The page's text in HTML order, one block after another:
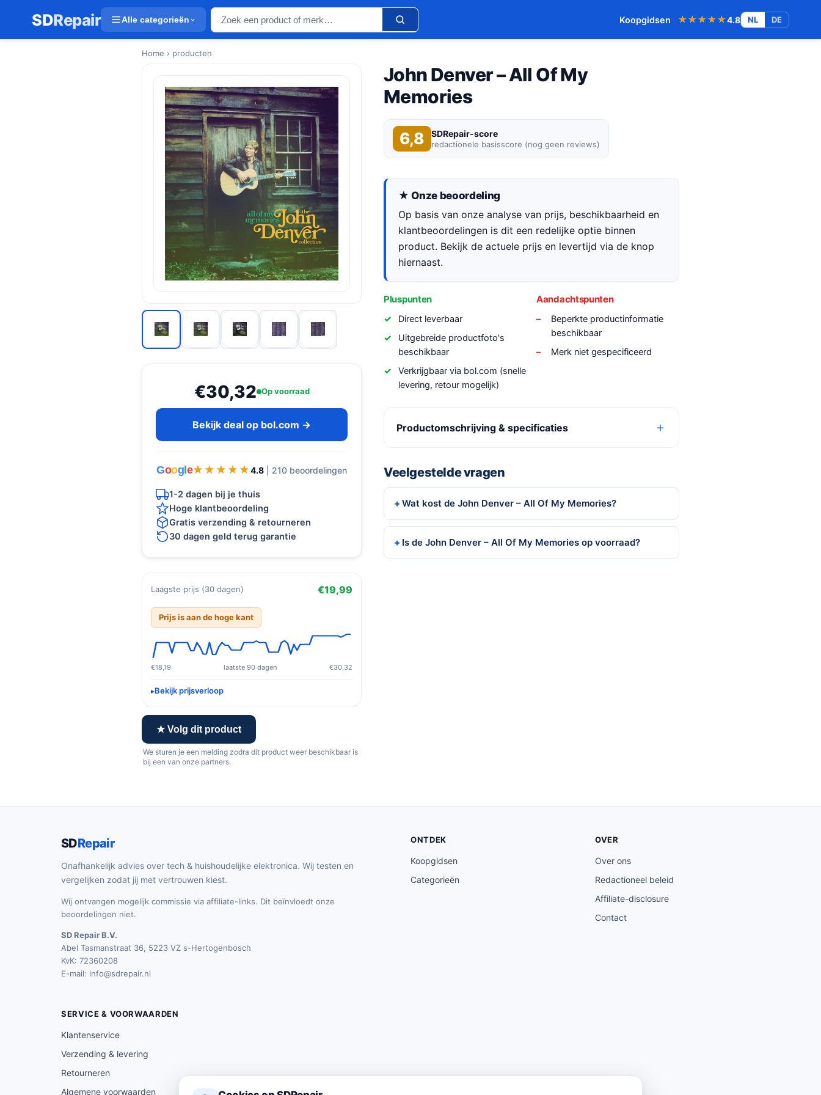
SDRepair Alle categorieën Koopgidsen ★★★★★
★★★★★4.8 NL DE
Home › producten
€30,32 Op voorraad
Bekijk deal op bol.com →
Google★★★★★
★★★★★ 4.8 | 210 beoordelingen
1-2 dagen bij je thuis
Hoge klantbeoordeling
Gratis verzending & retourneren
30 dagen geld terug garantie
Laagste prijs (30 dagen) €19,99
Prijs is aan de hoge kant
€18,19 laatste 90 dagen €30,32
Bekijk prijsverloop
★ Volg dit product
We sturen je een melding zodra dit product weer beschikbaar is
bij een van onze partners.
John Denver – All Of My
Memories
6,8 SDRepair-score
redactionele basisscore (nog geen reviews)
★ Onze beoordeling
Op basis van onze analyse van prijs, beschikbaarheid en
klantbeoordelingen is dit een redelijke optie binnen
product. Bekijk de actuele prijs en levertijd via de knop
hiernaast.
Pluspunten
Direct leverbaar
Uitgebreide productfoto's
beschikbaar
Verkrijgbaar via bol.com (snelle
levering, retour mogelijk)
Aandachtspunten
Beperkte productinformatie
beschikbaar
Merk niet gespecificeerd
Productomschrijving & specificaties
Veelgestelde vragen
Wat kost de John Denver – All Of My Memories?
Is de John Denver – All Of My Memories op voorraad?
SDRepair
Onafhankelijk advies over tech & huishoudelijke elektronica. Wij testen en
vergelijken zodat jij met vertrouwen kiest.
Wij ontvangen mogelijk commissie via affiliate-links. Dit beïnvloedt onze
beoordelingen niet.
SD Repair B.V.
Abel Tasmanstraat 36, 5223 VZ s-Hertogenbosch
KvK: 72360208
E-mail: info@sdrepair.nl
ONTDEK
Koopgidsen
Categorieën
OVER
Over ons
Redactioneel beleid
Affiliate-disclosure
Contact
SERVICE & VOORWAARDEN
Klantenservice
Verzending & levering
Retourneren
Algemene voorwaarden